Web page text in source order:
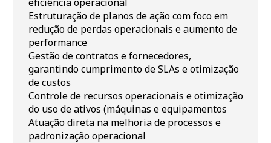
Estruturação de planos de ação com foco em
redução de perdas operacionais e aumento de
performance
Gestão de contratos e fornecedores,
garantindo cumprimento de SLAs e otimização
de custos
Controle de recursos operacionais e otimização
do uso de ativos (máquinas e equipamentos
Atuação direta na melhoria de processos e
padronização operacional